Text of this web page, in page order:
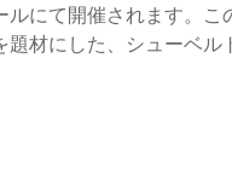
ルにて開催されます。
題材にした、シューベル